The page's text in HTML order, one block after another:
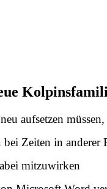
aufsetzen
Zeiten in anderer
mitzuwirken